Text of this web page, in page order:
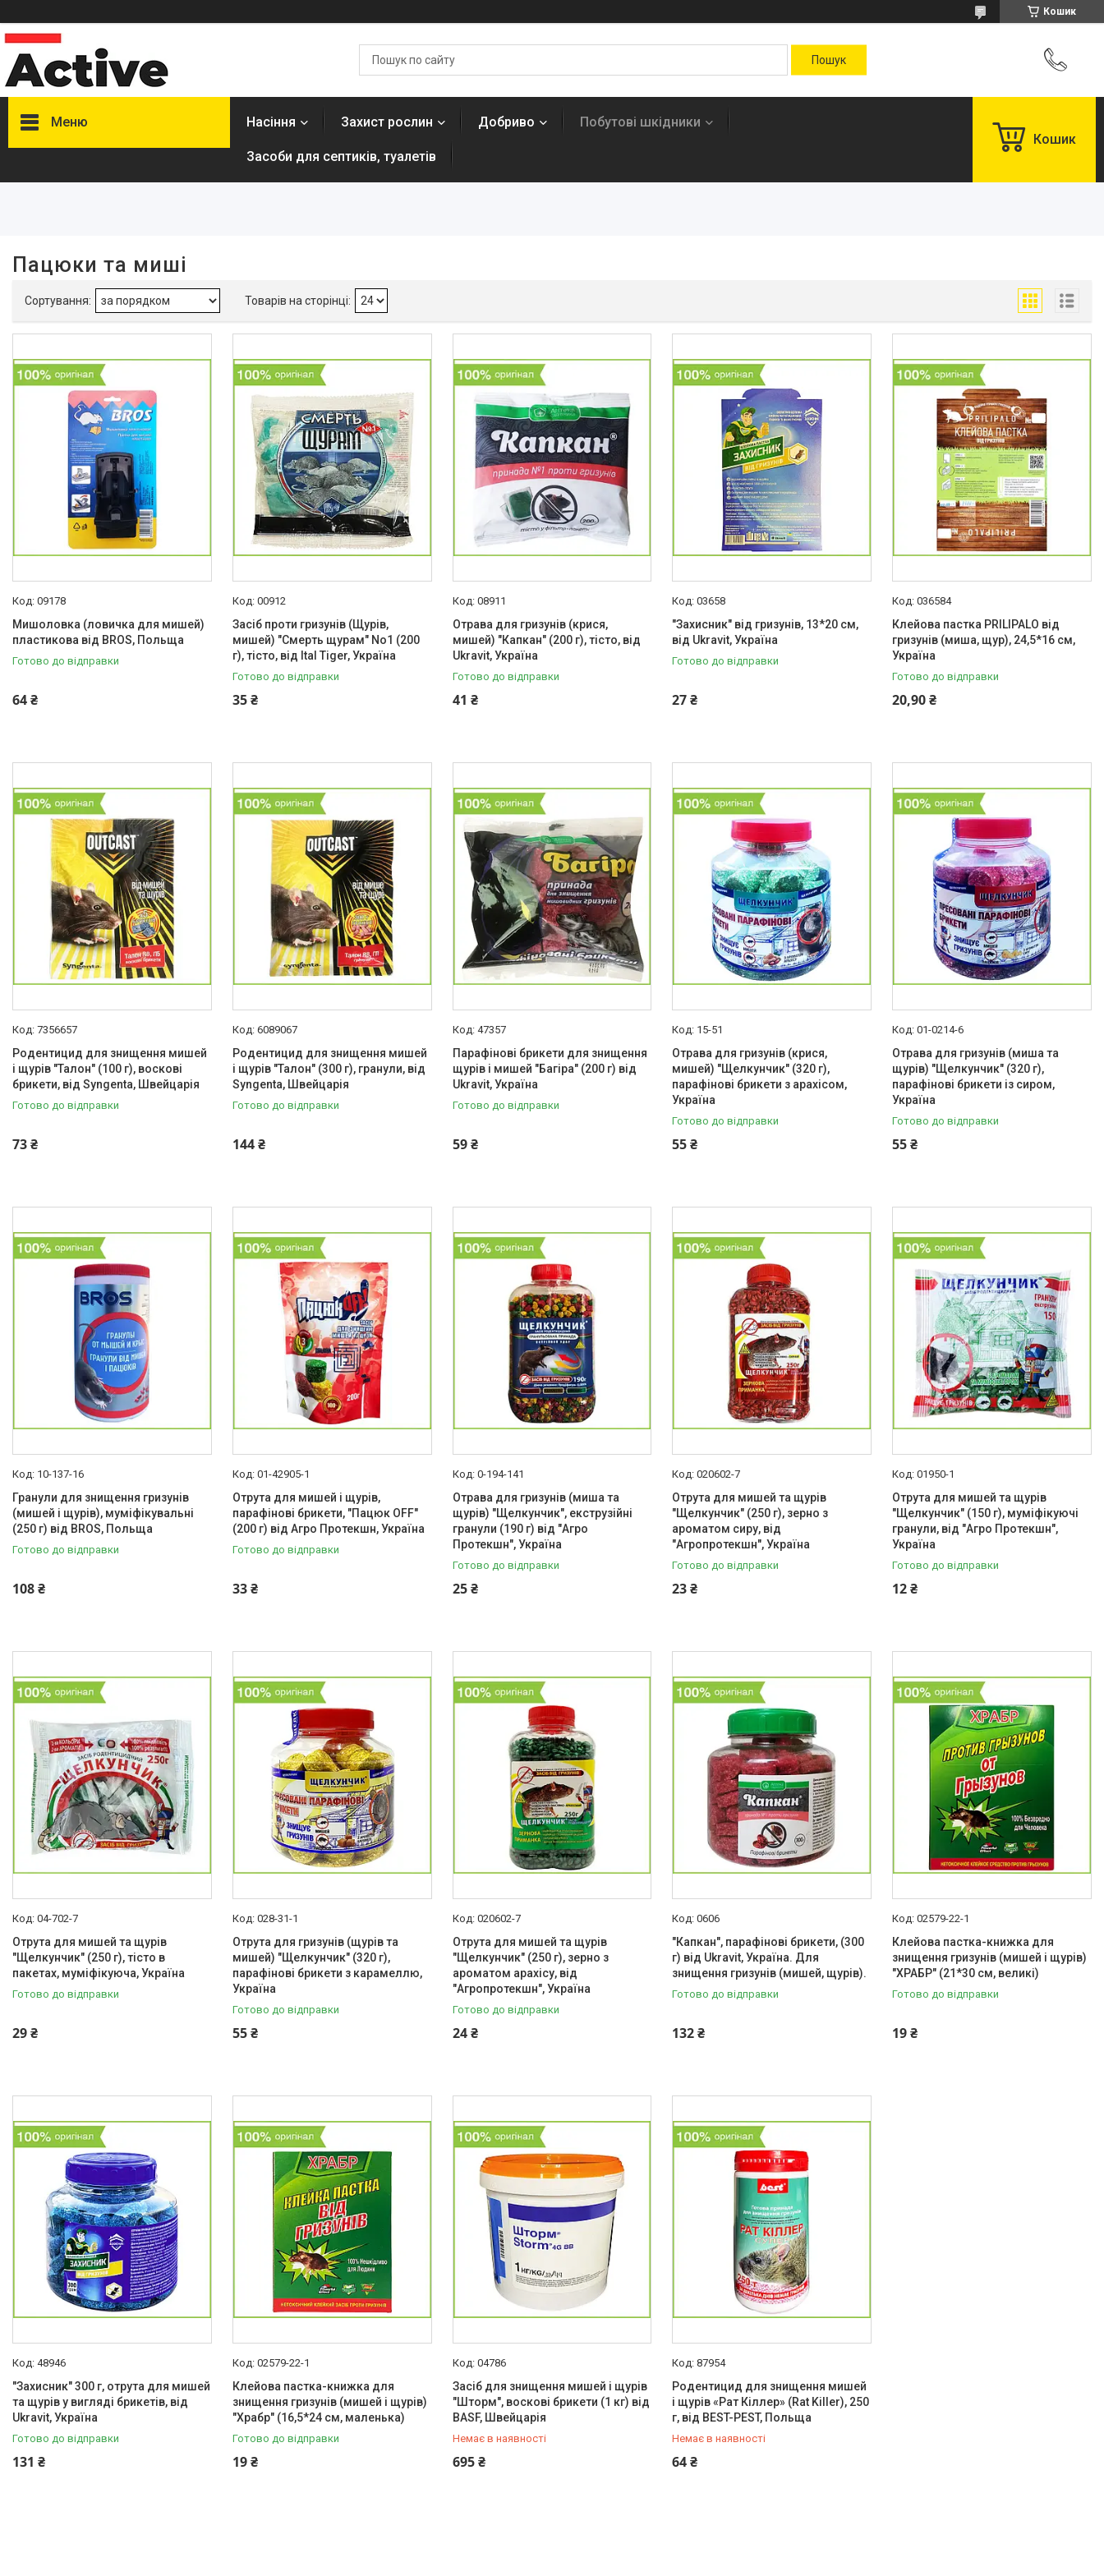
Кошик
Меню
Так 22
Виробник
Best Pest 1
Bros 3
Syngenta 3
Італ Тайгер 1
Засоби захисту рослин
Побутові шкідники
Засоби для септиків,
туалетів
Добриво
Насіння Захист рослин Добриво Побутові шкідники
Засоби для септиків, туалетів
Кошик
Пацюки та миші
09178
Мишоловка (ловичка для мишей)
пластикова від BROS, Польща
Готово до відправки
64 ₴
00912
Засіб проти гризунів (Щурів,
мишей) "Смерть щурам" No1 (200
г), тісто, від Ital Tiger, Україна
Готово до відправки
35 ₴
08911
Отрава для гризунів (крися,
мишей) "Капкан" (200 г), тісто, від
Ukravit, Україна
Готово до відправки
41 ₴
03658
"Захисник" від гризунів, 13*20 см,
від Ukravit, Україна
Готово до відправки
27 ₴
036584
Клейова пастка PRILIPALO від
гризунів (миша, щур), 24,5*16 см,
Україна
Готово до відправки
20,90 ₴
7356657
Родентицид для знищення мишей
і щурів "Талон" (100 г), воскові
брикети, від Syngenta, Швейцарія
Готово до відправки
73 ₴
6089067
Родентицид для знищення мишей
і щурів "Талон" (300 г), гранули, від
Syngenta, Швейцарія
Готово до відправки
144 ₴
47357
Парафінові брикети для знищення
щурів і мишей "Багіра" (200 г) від
Ukravit, Україна
Готово до відправки
59 ₴
15-51
Отрава для гризунів (крися,
мишей) "Щелкунчик" (320 г),
парафінові брикети з арахісом,
Україна
Готово до відправки
55 ₴
01-0214-6
Отрава для гризунів (миша та
щурів) "Щелкунчик" (320 г),
парафінові брикети із сиром,
Україна
Готово до відправки
55 ₴
10-137-16
Гранули для знищення гризунів
(мишей і щурів), муміфікувальні
(250 г) від BROS, Польща
Готово до відправки
108 ₴
01-42905-1
Отрута для мишей і щурів,
парафінові брикети, "Пацюк OFF"
(200 г) від Агро Протекшн, Україна
Готово до відправки
33 ₴
0-194-141
Отрава для гризунів (миша та
щурів) "Щелкунчик", екструзійні
гранули (190 г) від "Агро
Протекшн", Україна
Готово до відправки
25 ₴
020602-7
Отрута для мишей та щурів
"Щелкунчик" (250 г), зерно з
ароматом сиру, від
"Агропротекшн", Україна
Готово до відправки
23 ₴
01950-1
Отрута для мишей та щурів
"Щелкунчик" (150 г), муміфікуючі
гранули, від "Агро Протекшн",
Україна
Готово до відправки
12 ₴
04-702-7
Отрута для мишей та щурів
"Щелкунчик" (250 г), тісто в
пакетах, муміфікуюча, Україна
Готово до відправки
29 ₴
028-31-1
Отрута для гризунів (щурів та
мишей) "Щелкунчик" (320 г),
парафінові брикети з карамеллю,
Україна
Готово до відправки
55 ₴
020602-7
Отрута для мишей та щурів
"Щелкунчик" (250 г), зерно з
ароматом арахісу, від
"Агропротекшн", Україна
Готово до відправки
24 ₴
0606
"Капкан", парафінові брикети, (300
г) від Ukravit, Україна. Для
знищення гризунів (мишей, щурів).
Готово до відправки
132 ₴
02579-22-1
Клейова пастка-книжка для
знищення гризунів (мишей і щурів)
"ХРАБР" (21*30 см, великі)
Готово до відправки
19 ₴
48946
"Захисник" 300 г, отрута для мишей
та щурів у вигляді брикетів, від
Ukravit, Україна
Готово до відправки
131 ₴
02579-22-1
Клейова пастка-книжка для
знищення гризунів (мишей і щурів)
"Храбр" (16,5*24 см, маленька)
Готово до відправки
19 ₴
04786
Засіб для знищення мишей і щурів
"Шторм", воскові брикети (1 кг) від
BASF, Швейцарія
Немає в наявності
695 ₴
+380 (93) 766-94-81
87954
Родентицид для знищення мишей
і щурів «Рат Кіллер» (Rat Killer), 250
г, від BEST-PEST, Польща
Немає в наявності
64 ₴
+380 (93) 766-94-81